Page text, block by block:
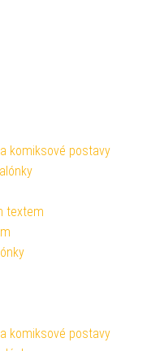
komiksové postavy
textem
komiksové postavy